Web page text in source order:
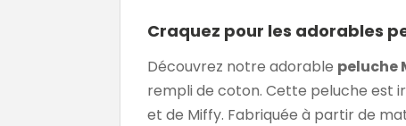
Craquez pour les adorables
Découvrez notre adorable peluche
rempli de coton. Cette peluche est
et de Miffy. Fabriquée à partir de